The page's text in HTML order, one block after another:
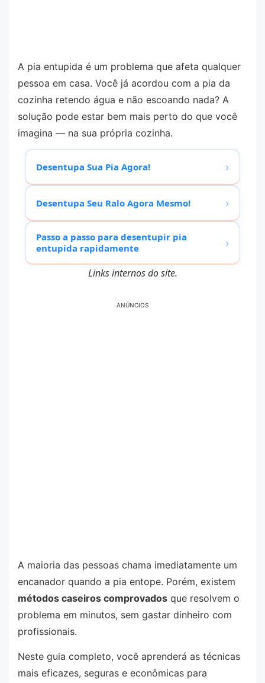
A pia entupida é um problema que afeta qualquer
pessoa em casa. Você já acordou com a pia da
cozinha retendo água e não escoando nada? A
solução pode estar bem mais perto do que você
imagina — na sua própria cozinha.
Desentupa Sua Pia Agora! ›
Desentupa Seu Ralo Agora Mesmo! ›
Passo a passo para desentupir pia
entupida rapidamente
›
Links internos do site.
ANÚNCIOS
A maioria das pessoas chama imediatamente um
encanador quando a pia entope. Porém, existem
métodos caseiros comprovados que resolvem o
problema em minutos, sem gastar dinheiro com
profissionais.
Neste guia completo, você aprenderá as técnicas
mais eficazes, seguras e econômicas para